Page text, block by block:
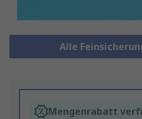
Alle
Mengenrabatt